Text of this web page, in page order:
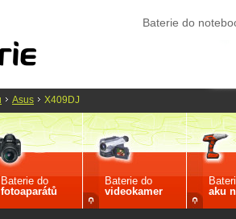
Baterie do
Baterie do
fotoaparátů
Baterie do
videokamer
aku
Asus X409DJ